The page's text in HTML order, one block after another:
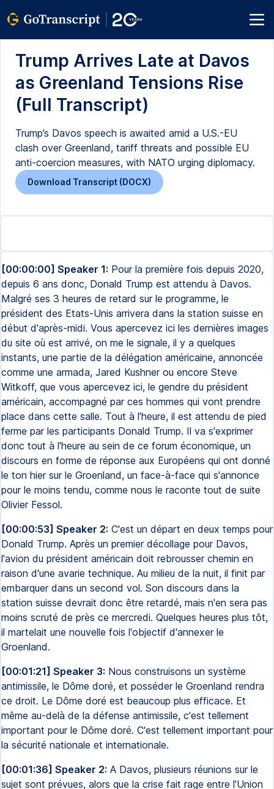
Trump Arrives Late at Davos
as Greenland Tensions Rise
(Full Transcript)
Trump’s Davos speech is awaited amid a U.S.-EU
clash over Greenland, tariff threats and possible EU
anti-coercion measures, with NATO urging diplomacy.
Download Transcript (DOCX)
[00:00:00] Speaker 1: Pour la première fois depuis 2020,
depuis 6 ans donc, Donald Trump est attendu à Davos.
Malgré ses 3 heures de retard sur le programme, le
président des Etats-Unis arrivera dans la station suisse en
début d'après-midi. Vous apercevez ici les dernières images
du site où est arrivé, on me le signale, il y a quelques
instants, une partie de la délégation américaine, annoncée
comme une armada, Jared Kushner ou encore Steve
Witkoff, que vous apercevez ici, le gendre du président
américain, accompagné par ces hommes qui vont prendre
place dans cette salle. Tout à l'heure, il est attendu de pied
ferme par les participants Donald Trump. Il va s'exprimer
donc tout à l'heure au sein de ce forum économique, un
discours en forme de réponse aux Européens qui ont donné
le ton hier sur le Groenland, un face-à-face qui s'annonce
pour le moins tendu, comme nous le raconte tout de suite
Olivier Fessol.
[00:00:53] Speaker 2: C'est un départ en deux temps pour
Donald Trump. Après un premier décollage pour Davos,
l'avion du président américain doit rebrousser chemin en
raison d'une avarie technique. Au milieu de la nuit, il finit par
embarquer dans un second vol. Son discours dans la
station suisse devrait donc être retardé, mais n'en sera pas
moins scruté de près ce mercredi. Quelques heures plus tôt,
il martelait une nouvelle fois l'objectif d'annexer le
Groenland.
[00:01:21] Speaker 3: Nous construisons un système
antimissile, le Dôme doré, et posséder le Groenland rendra
ce droit. Le Dôme doré est beaucoup plus efficace. Et
même au-delà de la défense antimissile, c'est tellement
important pour le Dôme doré. C'est tellement important pour
la sécurité nationale et internationale.
[00:01:36] Speaker 2: A Davos, plusieurs réunions sur le
sujet sont prévues, alors que la crise fait rage entre l'Union